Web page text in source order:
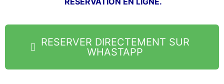
RESERVER DIRECTEMENT SUR
WHASTAPP